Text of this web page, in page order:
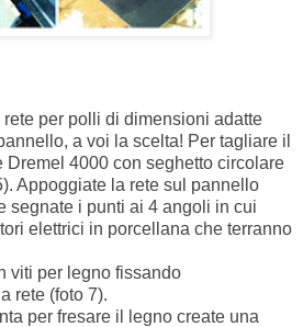
per polli di dimensioni adatte
a voi la scelta! Per tagliare il
Dremel 4000 con seghetto circolare
Appoggiate la rete sul pannello
segnate i punti ai 4 angoli in cui
elettrici in porcellana che terranno
viti per legno fissando
rete (foto 7).
per fresare il legno create una